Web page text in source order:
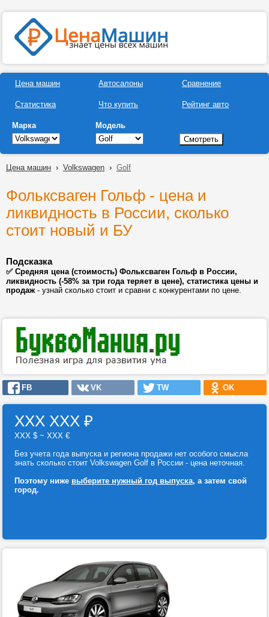
Цена машин
Статистика
Автосалоны
Что купить
Сравнение
Рейтинг авто
Марка Модель
Цена машин › Volkswagen › Golf
Фольксваген Гольф - цена и
ликвидность в России, сколько
стоит новый и БУ
Подсказка
✅ Средняя цена (стоимость) Фольксваген Гольф в России,
ликвидность (-58% за три года теряет в цене), статистика цены и
продаж- узнай сколько стоит и сравни с конкурентами по цене.
FB VK TW OK
ХХХ ХХХ ₽
ХХХ $ ~ ХХХ €
Без учета года выпуска и региона продажи нет особого смысла
знать сколько стоит Volkswagen Golf в России - цена неточная.
Поэтому ниже выберите нужный год выпуска, а затем свой
город.